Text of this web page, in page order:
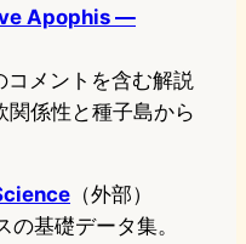
Apophis —
コメントを含む解説
係性と種子島から
（外部）
基礎データ集。